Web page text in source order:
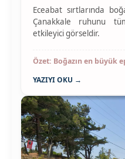
Eceabat sırtlarında
Çanakkale ruhunu
etkileyici görseldir.
Özet: Boğazın en büyük
YAZIYI OKU →